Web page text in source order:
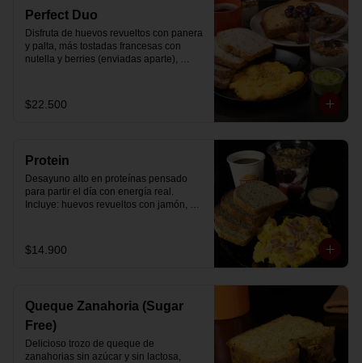
Perfect Duo
Disfruta de huevos revueltos con panera
y palta, más tostadas francesas con
nutella y berries (enviadas aparte),
mermelada de arándanos y granola
hecha en casa.
$22.500
Protein
Desayuno alto en proteínas pensado
para partir el día con energía real.
Incluye: huevos revueltos con jamón,
mermelada de arándanos y granola
receta exclusiva The Breakfast, porción
$14.900
Queque Zanahoria (Sugar
Free)
Delicioso trozo de queque de
zanahorias sin azúcar y sin lactosa,